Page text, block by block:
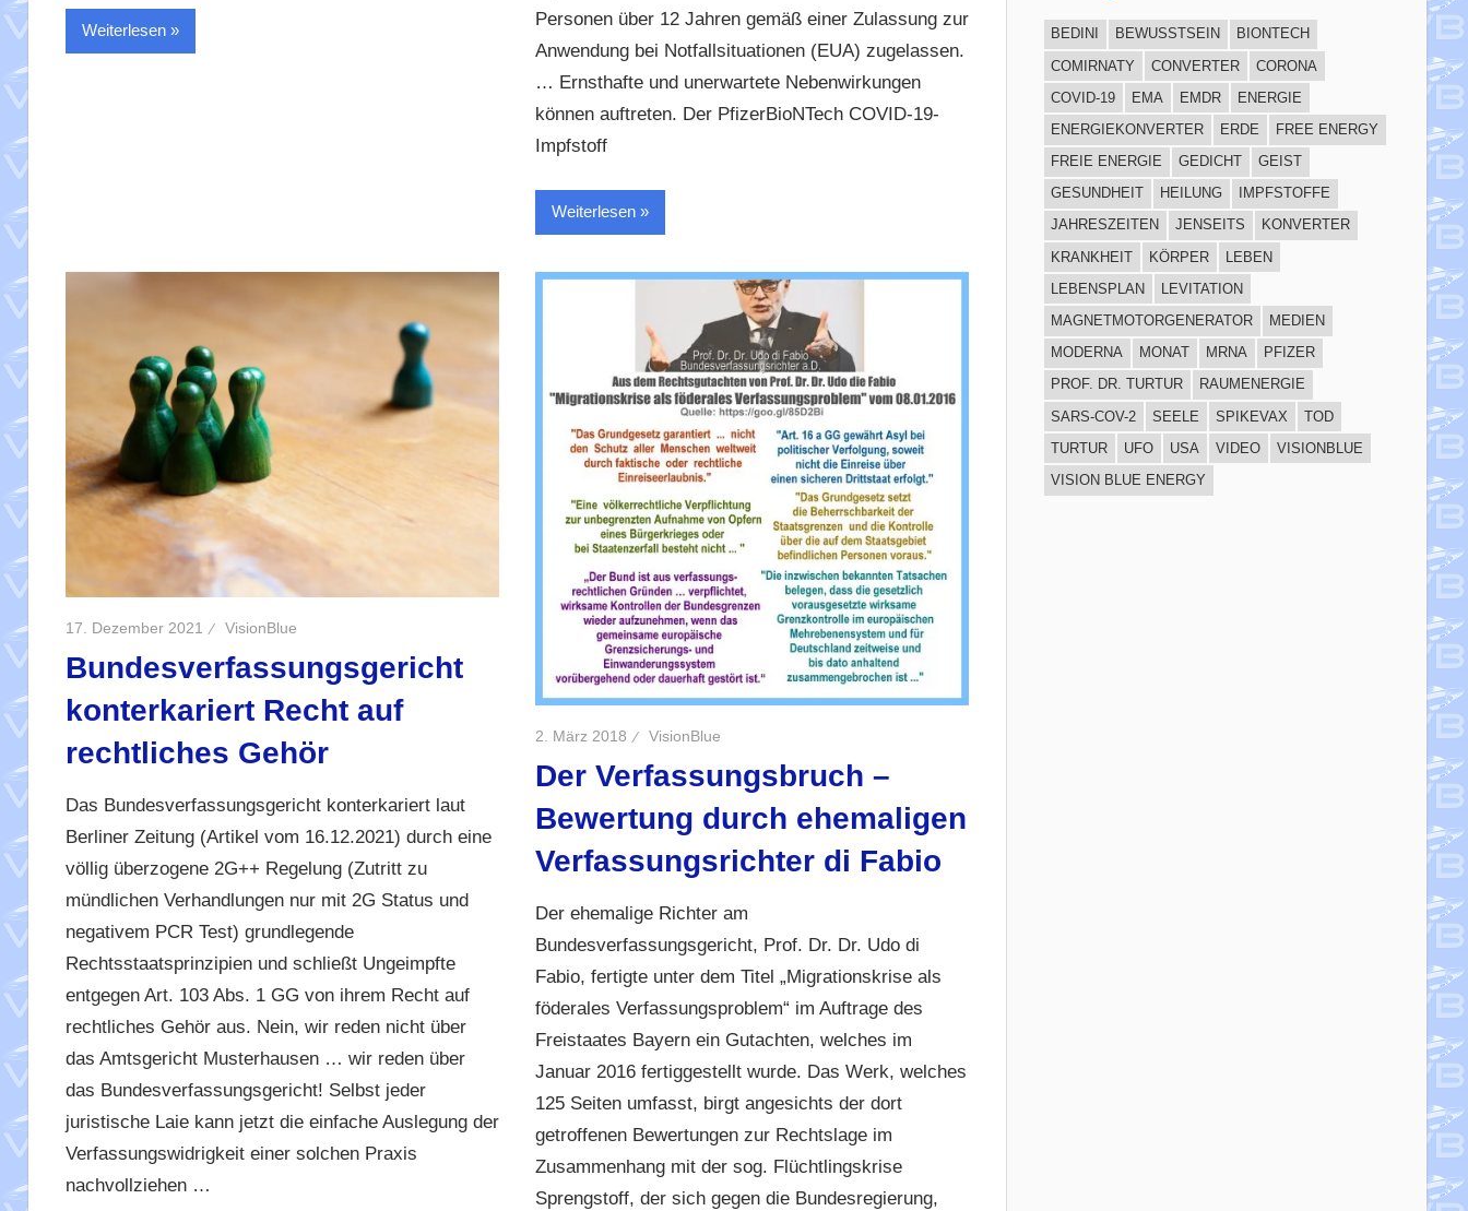
Weiterlesen
Personen über 12 Jahren gemäß einer Zulassung zur
Anwendung bei Notfallsituationen (EUA) zugelassen.
… Ernsthafte und unerwartete Nebenwirkungen
können auftreten. Der PfizerBioNTech COVID-19-
Impfstoff
Weiterlesen
17. Dezember 2021 VisionBlue
Bundesverfassungsgericht
konterkariert Recht auf
rechtliches Gehör
Das Bundesverfassungsgericht konterkariert laut
Berliner Zeitung (Artikel vom 16.12.2021) durch eine
völlig überzogene 2G++ Regelung (Zutritt zu
mündlichen Verhandlungen nur mit 2G Status und
negativem PCR Test) grundlegende
Rechtsstaatsprinzipien und schließt Ungeimpfte
entgegen Art. 103 Abs. 1 GG von ihrem Recht auf
rechtliches Gehör aus. Nein, wir reden nicht über
das Amtsgericht Musterhausen … wir reden über
das Bundesverfassungsgericht! Selbst jeder
juristische Laie kann jetzt die einfache Auslegung der
Verfassungswidrigkeit einer solchen Praxis
nachvollziehen …
2. März 2018 VisionBlue
Der Verfassungsbruch –
Bewertung durch ehemaligen
Verfassungsrichter di Fabio
Der ehemalige Richter am
Bundesverfassungsgericht, Prof. Dr. Dr. Udo di
Fabio, fertigte unter dem Titel „Migrationskrise als
föderales Verfassungsproblem“ im Auftrage des
Freistaates Bayern ein Gutachten, welches im
Januar 2016 fertiggestellt wurde. Das Werk, welches
125 Seiten umfasst, birgt angesichts der dort
getroffenen Bewertungen zur Rechtslage im
Zusammenhang mit der sog. Flüchtlingskrise
Sprengstoff, der sich gegen die Bundesregierung,
BEDINI BEWUSSTSEIN
BIONTECH
COMIRNATY
CONVERTER
CORONA
COVID-19
EMA EMDR
ENERGIE
ENERGIEKONVERTER
ERDE
FREE ENERGY
FREIE ENERGIE
GEDICHT
GEIST
GESUNDHEIT
HEILUNG
IMPFSTOFFE
JAHRESZEITEN
JENSEITS
KONVERTER
KRANKHEIT
KÖRPER
LEBEN
LEBENSPLAN
LEVITATION
MAGNETMOTORGENERATOR
MEDIEN
MODERNA
MONAT MRNA
PFIZER
PROF. DR. TURTUR
RAUMENERGIE
SARS-COV-2
SEELE SPIKEVAX
TOD
TURTUR
UFO USA VIDEO
VISIONBLUE
VISION BLUE ENERGY